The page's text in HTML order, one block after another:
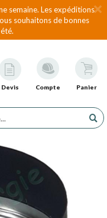
semaine. Les expéditions
souhaitons de bonnes
Devis Compte Panier